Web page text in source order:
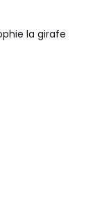
la girafe